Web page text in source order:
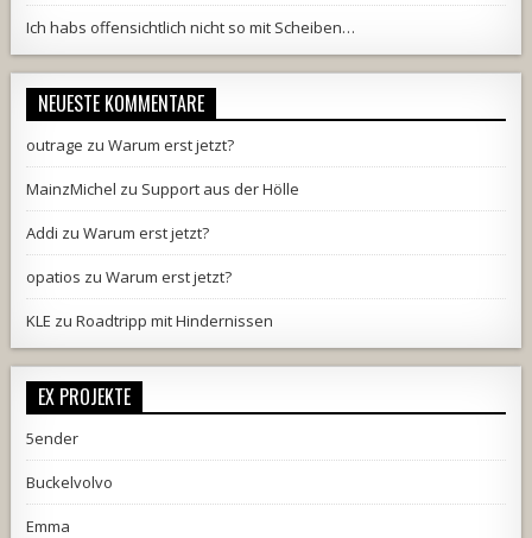
Ich habs offensichtlich nicht so mit Scheiben…
NEUESTE KOMMENTARE
outrage zuWarum erst jetzt?
MainzMichel zu Support aus der Hölle
Addi zuWarum erst jetzt?
opatios zuWarum erst jetzt?
KLE zuRoadtripp mit Hindernissen
EX PROJEKTE
5ender
Buckelvolvo
Emma